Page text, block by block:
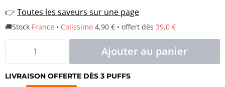
client
👉 Toutes les saveurs sur une page
🚚Stock France • Colissimo 4,90 € • offert dès 39,0 €
quantité
de
JNR
Ajouter au panier
LIVRAISON OFFERTE DÈS 3 PUFFS